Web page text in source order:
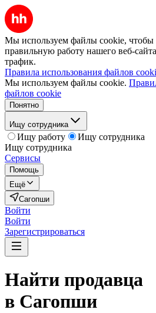
Мы используем файлы cookie, чтобы
правильную работу нашего веб-
трафик.
Правила использования файлов
Мы используем файлы cookie.
файлов cookie
Понятно
Ищу сотрудника
Ищу работу
Ищу сотрудника
Ищу сотрудника
Сервисы
Помощь
Ещё
Сагопши
Войти
Войти
Зарегистрироваться
Найти продавца
в Сагопши